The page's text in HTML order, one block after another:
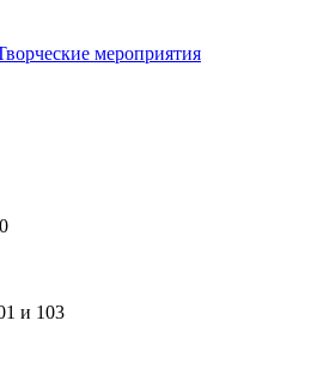
мероприятия
и 103